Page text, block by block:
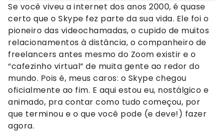
Se você viveu a internet dos anos 2000, é quase
certo que o Skype fez parte da sua vida. Ele foi o
pioneiro das videochamadas, o cupido de muitos
relacionamentos à distância, o companheiro de
freelancers antes mesmo do Zoom existir e o
“cafezinho virtual” de muita gente ao redor do
mundo. Pois é, meus caros: o Skype chegou
oficialmente ao fim. E aqui estou eu, nostálgico e
animado, pra contar como tudo começou, por
que terminou e o que você pode (e deve!) fazer
agora.